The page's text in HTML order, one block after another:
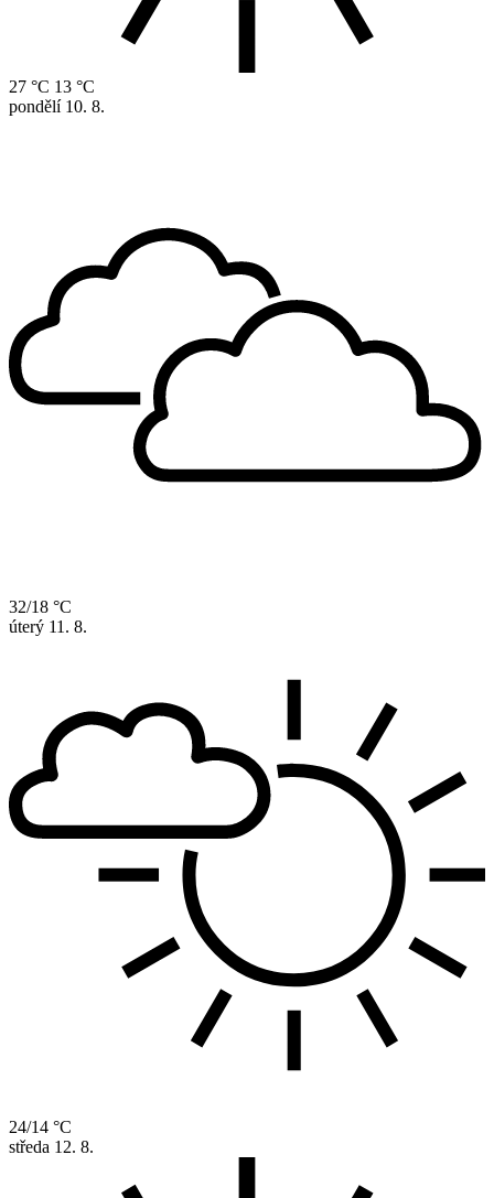
27 °C 13 °C
pondělí 10. 8.
32/18 °C
úterý 11. 8.
24/14 °C
středa 12. 8.